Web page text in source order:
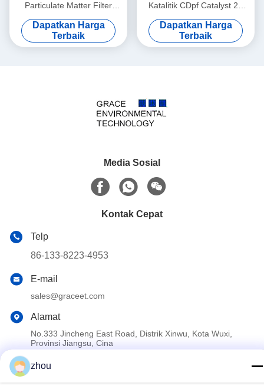
Particulate Matter Filter
Dinding Lapisan Logam
Mulia
Dapatkan Harga
Terbaik
Katalitik CDpf Catalyst 24
Aliran Dinding Inti Keramik
400 Hingga 600 CPSI
Dapatkan Harga
Terbaik
Media Sosial
Kontak Cepat
Telp
86-133-8223-4953
E-mail
sales@graceet.com
Alamat
No.333 Jincheng East Road, Distrik Xinwu, Kota Wuxi,
Provinsi Jiangsu, Cina
Kebijakan Privasi|Sitemap
zhou